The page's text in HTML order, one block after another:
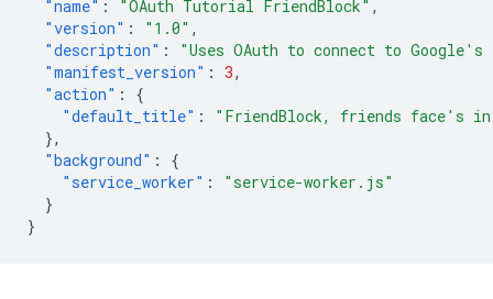
"name" : "OAuth Tutorial FriendBlock" ,
"version" : "1.0" ,
"description" :
"Uses OAuth to connect to
"manifest_version" : 3,
"action" :
{
"default_title" :
"FriendBlock, friends face's
},
"background" :
{
"service_worker" :
"service-worker.js"
}
}